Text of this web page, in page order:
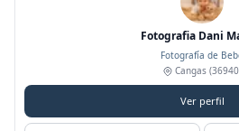
Fotografia Dani
Fotografía de
Cangas
Ver perfil